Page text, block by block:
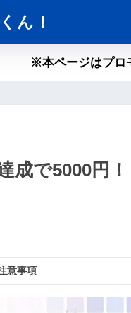
ん！
※本ページはプロ
成で5000円！
意事項